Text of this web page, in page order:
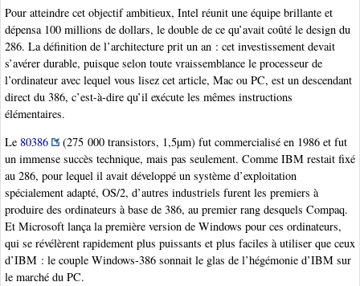
Pour atteindre cet objectif ambitieux, Intel réunit une équipe brillante et
dépensa 100 millions de dollars, le double de ce qu’avait coûté le design du
286. La définition de l’architecture prit un an : cet investissement devait
s’avérer durable, puisque selon toute vraissemblance le processeur de
l’ordinateur avec lequel vous lisez cet article, Mac ou PC, est un descendant
direct du 386, c’est-à-dire qu’il exécute les mêmes instructions
élémentaires.
Le 80386
(275 000 transistors, 1,5µm) fut commercialisé en 1986 et fut
un immense succès technique, mais pas seulement. Comme IBM restait fixé
au 286, pour lequel il avait développé un système d’exploitation
spécialement adapté, OS/2, d’autres industriels furent les premiers à
produire des ordinateurs à base de 386, au premier rang desquels Compaq.
Et Microsoft lança la première version de Windows pour ces ordinateurs,
qui se révélèrent rapidement plus puissants et plus faciles à utiliser que ceux
d’IBM : le couple Windows-386 sonnait le glas de l’hégémonie d’IBM sur
le marché du PC.